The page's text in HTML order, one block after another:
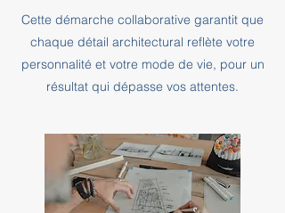
Cette démarche collaborative garantit que
chaque détail architectural reflète votre
personnalité et votre mode de vie, pour un
résultat qui dépasse vos attentes.